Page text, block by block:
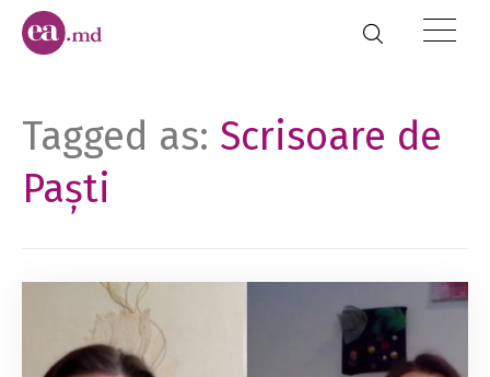
Tagged as: Scrisoare de
Paști